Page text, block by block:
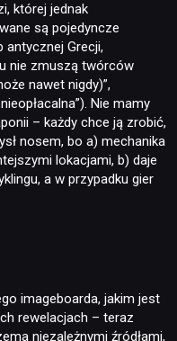
której jednak
są pojedyncze
antycznej Grecji,
nie zmuszą twórców
nawet nigdy)”,
Nie mamy
– każdy chce ją zrobić,
nosem, bo a) mechanika
lokacjami, b) daje
a w przypadku gier
imageboarda, jakim jest
rewelacjach – teraz
niezależnymi źródłami,